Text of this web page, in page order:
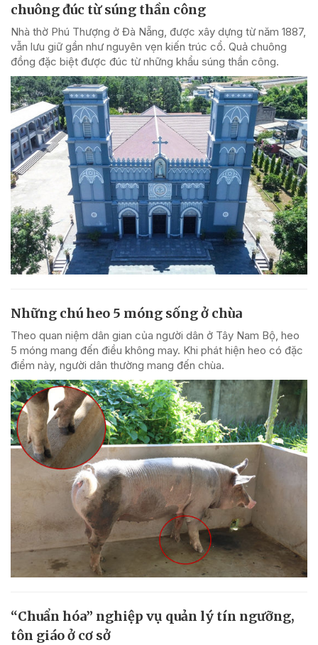
chuông đúc từ súng thần công
Nhà thờ Phú Thượng ở Đà Nẵng, được xây dựng từ năm 1887,
vẫn lưu giữ gần như nguyên vẹn kiến trúc cổ. Quả chuông
đồng đặc biệt được đúc từ những khẩu súng thần công.
Những chú heo 5 móng sống ở chùa
Theo quan niệm dân gian của người dân ở Tây Nam Bộ, heo
5 móng mang đến điều không may. Khi phát hiện heo có đặc
điểm này, người dân thường mang đến chùa.
“Chuẩn hóa” nghiệp vụ quản lý tín ngưỡng,
tôn giáo ở cơ sở